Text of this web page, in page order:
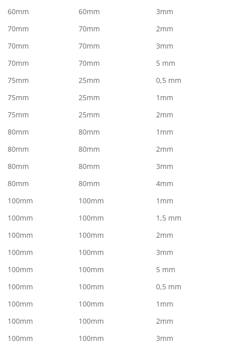
60mm
60mm
3mm
70mm
70mm
2mm
70mm
70mm
3mm
70mm
70mm
5 mm
75mm
25mm
0,5 mm
75mm
25mm
1mm
75mm
25mm
2mm
80mm
80mm
1mm
80mm
80mm
2mm
80mm
80mm
3mm
80mm
80mm
4mm
100mm
100mm
1mm
100mm
100mm
1,5 mm
100mm
100mm
2mm
100mm
100mm
3mm
100mm
100mm
5 mm
100mm
100mm
0,5 mm
100mm
100mm
1mm
100mm
100mm
2mm
100mm
100mm
3mm